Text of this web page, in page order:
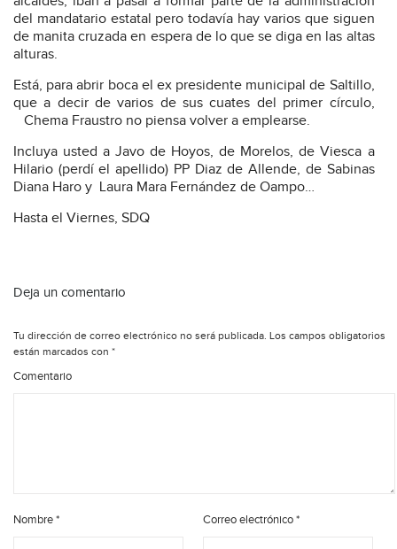
del mandatario estatal pero todavía hay varios que siguen
de manita cruzada en espera de lo que se diga en las altas
alturas.
Está, para abrir boca el ex presidente municipal de Saltillo,
que a decir de varios de sus cuates del primer círculo,
Chema Fraustro no piensa volver a emplearse.
Incluya usted a Javo de Hoyos, de Morelos, de Viesca a
Hilario (perdí el apellido) PP Diaz de Allende, de Sabinas
Diana Haro y Laura Mara Fernández de Oampo…
Hasta el Viernes, SDQ
Deja un comentario
Tu dirección de correo electrónico no será publicada. Los campos obligatorios
están marcados con *
Comentario
Nombre* Correo electrónico*